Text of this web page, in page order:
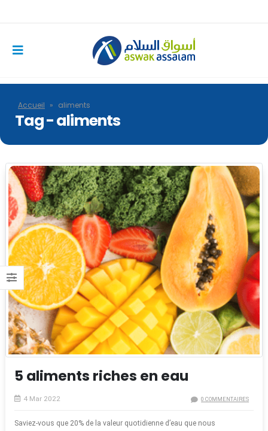
Accueil » aliments
Tag - aliments
5 aliments riches en eau
4 Mar 2022 0 COMMENTAIRES
Saviez-vous que 20% de la valeur quotidienne d’eau que nous